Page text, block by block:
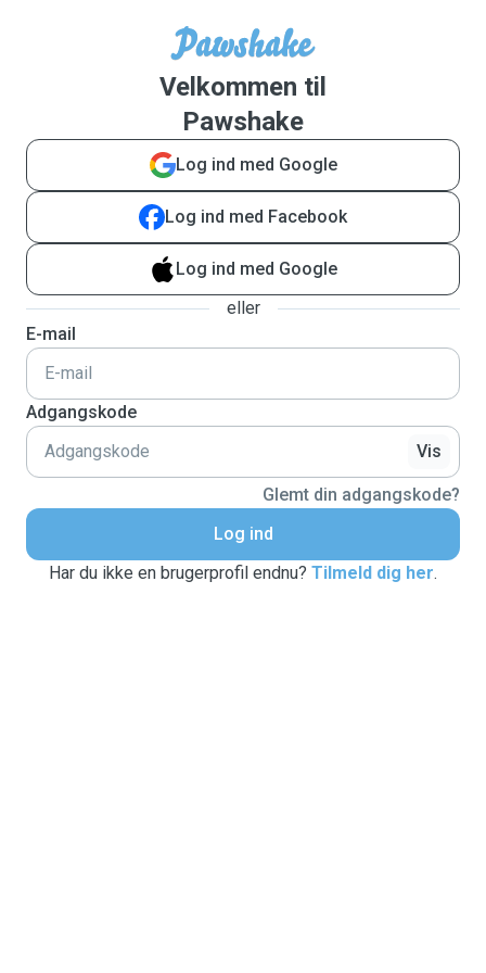
Velkommen til
Pawshake
Log ind med Google
Log ind med Facebook
Log ind med Google
eller
E-mail
Adgangskode
Vis
Glemt din adgangskode?
Log ind
Har du ikke en brugerprofil endnu? Tilmeld dig her.